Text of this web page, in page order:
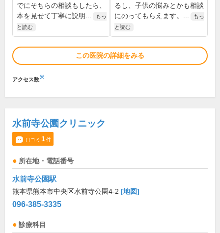
でにそちらの相談もしたら、
本を見せて丁寧に説明...
もっ
と読む
るし、子供の悩みとかも相談
にのってもらえます。...
もっ
と読む
この医院の詳細をみる
アクセス数※
水前寺公園クリニック
口コミ 1件
所在地・電話番号
水前寺公園駅
熊本県熊本市中央区水前寺公園4-2 [地図]
096-385-3335
診療科目